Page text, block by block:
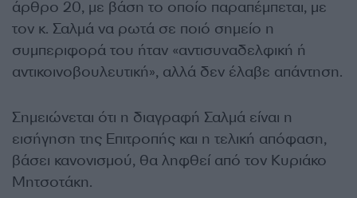
άρθρο 20, με βάση το οποίο παραπέμπεται, με
τον κ. Σαλμά να ρωτά σε ποιό σημείο η
συμπεριφορά του ήταν «αντισυναδελφική ή
αντικοινοβουλευτική», αλλά δεν έλαβε απάντηση.
Σημειώνεται ότι η διαγραφή Σαλμά είναι η
εισήγηση της Επιτροπής και η τελική απόφαση,
βάσει κανονισμού, θα ληφθεί από τον Κυριάκο
Μητσοτάκη.